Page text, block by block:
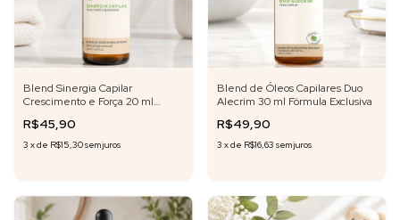
Blend Sinergia Capilar
Crescimento e Força 20 ml
R$45,90
3 xde R$15,30sem juros
Blend de Óleos Capilares Duo
Alecrim 30 ml Fórmula Exclusiva
R$49,90
3 xde R$16,63 sem juros